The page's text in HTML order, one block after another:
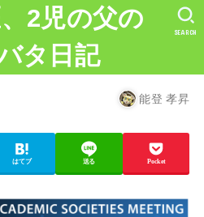
2児の父の
タ日記
SEARCH
能登 孝昇
はてブ 送る Pocket